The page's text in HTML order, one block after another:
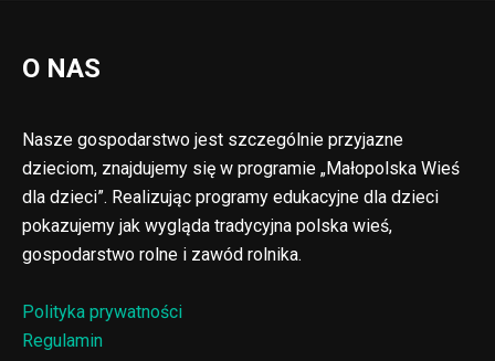
O NAS
Nasze gospodarstwo jest szczególnie przyjazne
dzieciom, znajdujemy się w programie „Małopolska Wieś
dla dzieci”. Realizując programy edukacyjne dla dzieci
pokazujemy jak wygląda tradycyjna polska wieś,
gospodarstwo rolne i zawód rolnika.
Polityka prywatności
Regulamin